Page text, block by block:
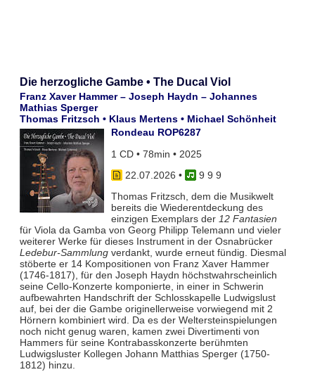
Die herzogliche Gambe • The Ducal Viol
Franz Xaver Hammer – Joseph Haydn – Johannes
Mathias Sperger
Thomas Fritzsch • Klaus Mertens • Michael Schönheit
Rondeau ROP6287
1 CD • 78min • 2025
22.07.2026 •
9 9 9
Thomas Fritzsch, dem die Musikwelt
bereits die Wiederentdeckung des
einzigen Exemplars der 12 Fantasien
für Viola da Gamba von Georg Philipp Telemann und vieler
weiterer Werke für dieses Instrument in der Osnabrücker
Ledebur-Sammlungverdankt, wurde erneut fündig. Diesmal
stöberte er 14 Kompositionen von Franz Xaver Hammer
(1746-1817), für den Joseph Haydn höchstwahrscheinlich
seine Cello-Konzerte komponierte, in einer in Schwerin
aufbewahrten Handschrift der Schlosskapelle Ludwigslust
auf, bei der die Gambe originellerweise vorwiegend mit 2
Hörnern kombiniert wird. Da es der Weltersteinspielungen
noch nicht genug waren, kamen zwei Divertimenti von
Hammers für seine Kontrabasskonzerte berühmten
Ludwigsluster Kollegen Johann Matthias Sperger (1750-
1812) hinzu.